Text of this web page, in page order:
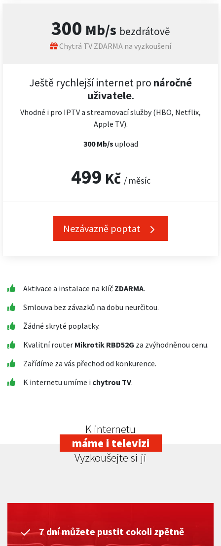
300 Mb/s bezdrátově
Chytrá TV ZDARMA na vyzkoušení
Ještě rychlejší internet pro náročné
uživatele.
Vhodné i pro IPTV a streamovací služby (HBO, Netflix,
Apple TV).
300 Mb/s upload
499 Kč / měsíc
Nezávazně poptat
Aktivace a instalace na klíč ZDARMA.
Smlouva bez závazků na dobu neurčitou.
Žádné skryté poplatky.
Kvalitní router Mikrotik RBD52G za zvýhodněnou cenu.
Zařídíme za vás přechod od konkurence.
K internetu umíme i chytrou TV.
K internetu
máme i televizi
Vyzkoušejte si ji
7 dní můžete pustit cokoli zpětně